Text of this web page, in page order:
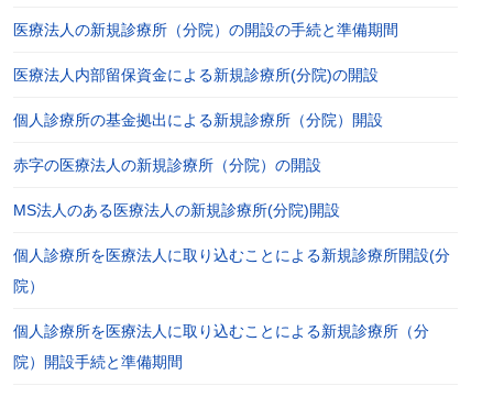
医療法人の新規診療所（分院）の開設の手続と準備期間
医療法人内部留保資金による新規診療所(分院)の開設
個人診療所の基金拠出による新規診療所（分院）開設
赤字の医療法人の新規診療所（分院）の開設
MS法人のある医療法人の新規診療所(分院)開設
個人診療所を医療法人に取り込むことによる新規診療所開設(分
院）
個人診療所を医療法人に取り込むことによる新規診療所（分
院）開設手続と準備期間